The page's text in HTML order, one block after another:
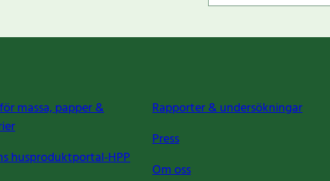
massa, papper &
husproduktportal-HPP
Rapporter & undersökningar
Press
Om oss